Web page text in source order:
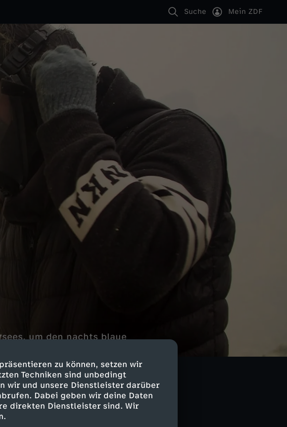
zu können, setzen wir
Techniken sind unbedingt
wir und unsere Dienstleister darüber
Dabei geben wir deine Daten
direkten Dienstleister sind. Wir
Suche Mein ZDF
um den nachts blaue
In Wirklichkeit ist sie die
und die Flammen speisen